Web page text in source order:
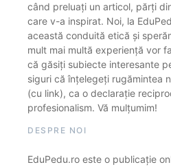
când preluați un articol, părți
care v-a inspirat. Noi, la
această conduită etică și
mult mai multă experiență vor
că găsiți subiecte interesante
siguri că înțelegeți rugămintea
(cu link), ca o declarație
profesionalism. Vă mulțumim!
DESPRE NOI
EduPedu.ro este o publicație